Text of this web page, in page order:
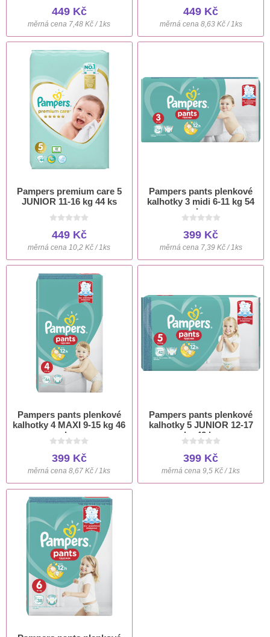
449 Kč
měrná cena 7,48 Kč / 1ks
449 Kč
měrná cena 8,63 Kč / 1ks
Pampers premium care 5
JUNIOR 11-16 kg 44 ks
449 Kč
měrná cena 10,2 Kč / 1ks
Pampers pants plenkové
kalhotky 3 midi 6-11 kg 54
ks
399 Kč
měrná cena 7,39 Kč / 1ks
Pampers pants plenkové
kalhotky 4 MAXI 9-15 kg 46
ks
399 Kč
měrná cena 8,67 Kč / 1ks
Pampers pants plenkové
kalhotky 5 JUNIOR 12-17
kg 42 ks
399 Kč
měrná cena 9,5 Kč / 1ks